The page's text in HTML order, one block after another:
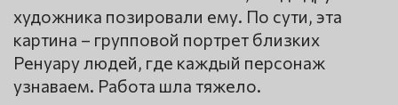
художника позировали ему. По сути, эта
картина – групповой портрет близких
Ренуару людей, где каждый персонаж
узнаваем. Работа шла тяжело.